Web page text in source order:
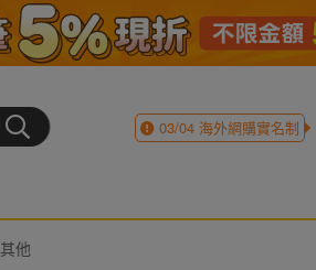
03/04海外網購實名制
其他